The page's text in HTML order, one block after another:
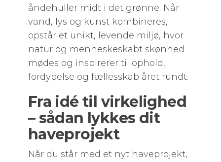
åndehuller midt i det grønne. Når
vand, lys og kunst kombineres,
opstår et unikt, levende miljø, hvor
natur og menneskeskabt skønhed
mødes og inspirerer til ophold,
fordybelse og fællesskab året rundt.
Fra idé til virkelighed
– sådan lykkes dit
haveprojekt
Når du står med et nyt haveprojekt,